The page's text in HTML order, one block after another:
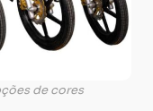
de cores